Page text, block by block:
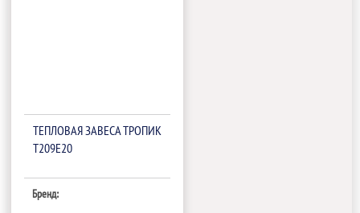
ТЕПЛОВАЯ ЗАВЕСА ТРОПИК
Т209Е20
Бренд: